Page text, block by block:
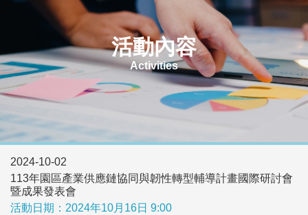
活動內容
Activities
2024-10-02
113年園區產業供應鏈協同與韌性轉型輔導計畫國際研討會
暨成果發表會
活動日期：2024年10月16日 9:00